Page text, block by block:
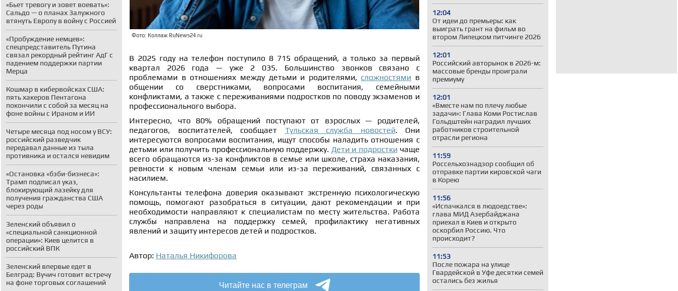
«Бьет тревогу и зовет воевать»:
Сальдо — о планах Залужного
втянуть Европу в войну с Россией
«Пробуждение немцев»:
спецпредставитель Путина
связал рекордный рейтинг АдГ с
падением поддержки партии
Мерца
Кошмар в кибервойсках США:
пять хакеров Пентагона
покончили с собой за месяц на
фоне войны с Ираном и ИИ
Четыре месяца под носом у ВСУ:
российский разведчик
передавал данные из тыла
противника и остался невидим
«Остановка «бэби-бизнеса»:
Трамп подписал указ,
блокирующий лазейку для
получения гражданства США
через роды
Зеленский объявил о
«специальной санкционной
операции»: Киев целится в
российский ВПК
Зеленский впервые едет в
Белград: Вучич готовит встречу
на фоне торговых соглашений
12:04
От идеи до премьеры: как
выиграть грант на фильм во
втором Липецком питчинге 2026
12:01
Российский авторынок в 2026-м:
массовые бренды проиграли
премиуму
12:01
«Вместе нам по плечу любые
задачи»: Глава Коми Ростислав
Гольдштейн наградил лучших
работников строительной
отрасли региона
11:59
Россельхознадзор сообщил об
отправке партии кировской чаги
в Корею
11:56
«Испачкался в людоедстве»:
глава МИД Азербайджана
приехал в Киев и открыто
оскорбил Россию. Что
происходит?
11:53
После пожара на улице
Гвардейской в Уфе десятки семей
остались без жилья
Фото: Коллаж RuNews24.ru
В 2025 году на телефон поступило 8 715 обращений, а только за первый
квартал 2026 года — уже 2 035. Большинство звонков связано с
проблемами в отношениях между детьми и родителями, сложностями в
общении со сверстниками, вопросами воспитания, семейными
конфликтами, а также с переживаниями подростков по поводу экзаменов и
профессионального выбора.
Интересно, что 80% обращений поступают от взрослых — родителей,
педагогов, воспитателей, сообщает Тульская служба новостей. Они
интересуются вопросами воспитания, ищут способы наладить отношения с
детьми или получить профессиональную поддержку. Дети и подросткичаще
всего обращаются из-за конфликтов в семье или школе, страха наказания,
ревности к новым членам семьи или из-за переживаний, связанных с
насилием.
Консультанты телефона доверия оказывают экстренную психологическую
помощь, помогают разобраться в ситуации, дают рекомендации и при
необходимости направляют к специалистам по месту жительства. Работа
службы направлена на поддержку семей, профилактику негативных
явлений и защиту интересов детей и подростков.
Автор: Наталья Никифорова
Читайте нас в телеграм